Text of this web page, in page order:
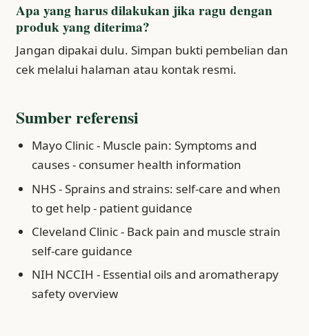
Apa yang harus dilakukan jika ragu dengan
produk yang diterima?
Jangan dipakai dulu. Simpan bukti pembelian dan
cek melalui halaman atau kontak resmi.
Sumber referensi
Mayo Clinic - Muscle pain: Symptoms and
causes - consumer health information
NHS - Sprains and strains: self-care and when
to get help - patient guidance
Cleveland Clinic - Back pain and muscle strain
self-care guidance
NIH NCCIH - Essential oils and aromatherapy
safety overview